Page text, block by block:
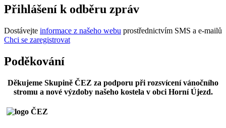
Přihlášení k odběru zpráv
Dostávejte informace z našeho webu prostřednictvím SMS a e-mailů
Chci se zaregistrovat
Poděkování
Děkujeme Skupině ČEZ za podporu při rozsvícení vánočního
stromu a nové výzdoby našeho kostela v obci Horní Újezd.